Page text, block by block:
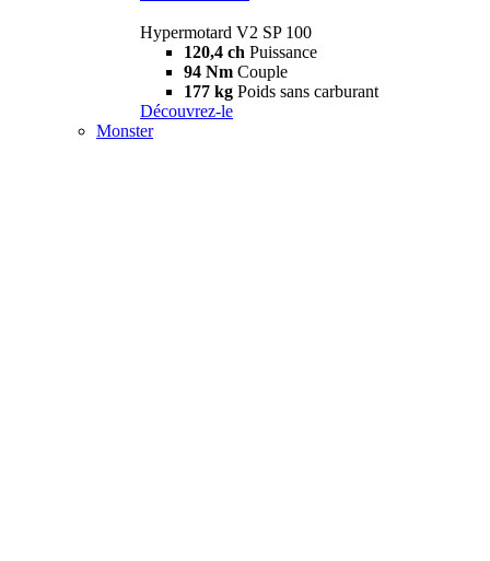
Hypermotard V2 SP 100
120,4 ch Puissance
94 Nm Couple
177 kg Poids sans carburant
Découvrez-le
Monster